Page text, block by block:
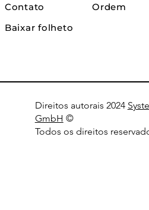
Contato
Ordem
Baixar folheto
Direitos autorais 2024
GmbH ©
Todos os direitos